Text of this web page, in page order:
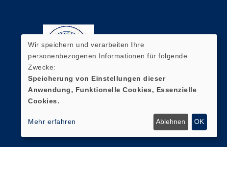
Wir speichern und verarbeiten Ihre
personenbezogenen Informationen für folgende
Zwecke:
Speicherung von Einstellungen dieser
Anwendung, Funktionelle Cookies, Essenzielle
Cookies.
Mehr erfahren Ablehnen OK